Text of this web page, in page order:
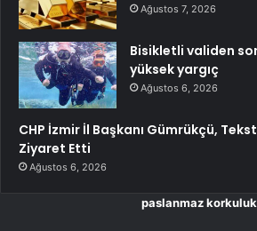
Ağustos 7, 2026
Bisikletli validen
yüksek yargıç
Ağustos 6, 2026
CHP İzmir İl Başkanı Gümrükçü,
Ziyaret Etti
Ağustos 6, 2026
paslanmaz korkuluk